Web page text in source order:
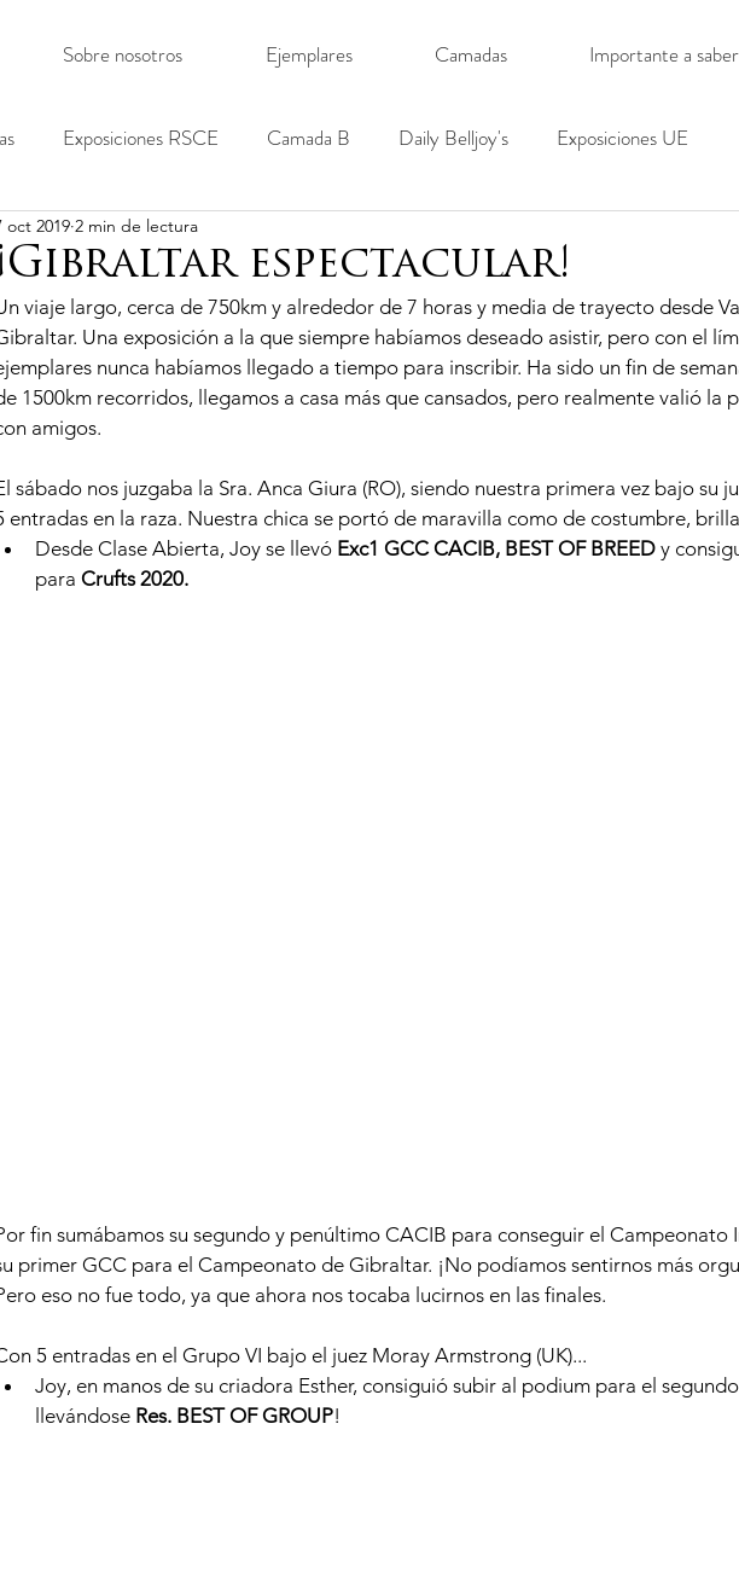
Sobre nosotros Ejemplares Camadas Importante a saber
Exposiciones RSCE Camada B Daily Belljoy's Exposiciones UE
¡Gibraltar espectacular!
oct 2019 2 min de lectura
viaje largo, cerca de 750km y alrededor de 7 horas y media de trayecto desde
Una exposición a la que siempre habíamos deseado asistir, pero con el
nunca habíamos llegado a tiempo para inscribir. Ha sido un fin de
1500km recorridos, llegamos a casa más que cansados, pero realmente valió la
amigos.
sábado nos juzgaba la Sra. Anca Giura (RO), siendo nuestra primera vez bajo su
entradas en la raza. Nuestra chica se portó de maravilla como de costumbre,
Desde Clase Abierta, Joy se llevó Exc1 GCC CACIB, BEST OF BREED y
para Crufts 2020.
fin sumábamos su segundo y penúltimo CACIB para conseguir el Campeonato
primer GCC para el Campeonato de Gibraltar. ¡No podíamos sentirnos más
eso no fue todo, ya que ahora nos tocaba lucirnos en las finales.
5 entradas en el Grupo VI bajo el juez Moray Armstrong (UK)...
Joy, en manos de su criadora Esther, consiguió subir al podium para el
llevándose Res. BEST OF GROUP!